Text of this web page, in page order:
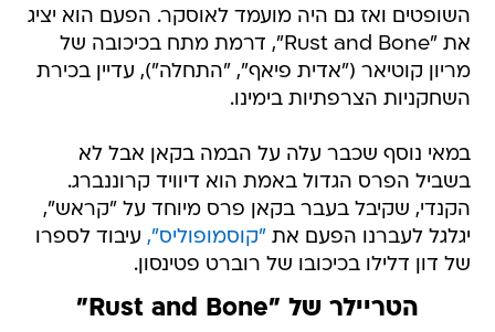
השופטים ואז גם היה מועמד לאוסקר. הפעם הוא יציג
את "Rust and Bone", דרמת מתח בכיכובה של
מריון קוטיאר ("אדית פיאף", "התחלה"), עדיין בכירת
השחקניות הצרפתיות בימינו.
במאי נוסף שכבר עלה על הבמה בקאן אבל לא
בשביל הפרס הגדול באמת הוא דיוויד קרוננברג.
הקנדי, שקיבל בעבר בקאן פרס מיוחד על "קראש",
יגלגל לעברנו הפעם את "קוסמופוליס", עיבוד לספרו
של דון דלילו בכיכובו של רוברט פטינסון.
הטריילר של "Rust and Bone"